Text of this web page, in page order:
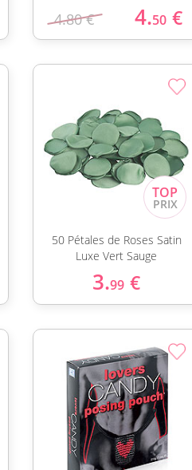
4.80 € 4.50 €
50 Pétales de Roses Satin
Luxe Vert Sauge
3.99 €